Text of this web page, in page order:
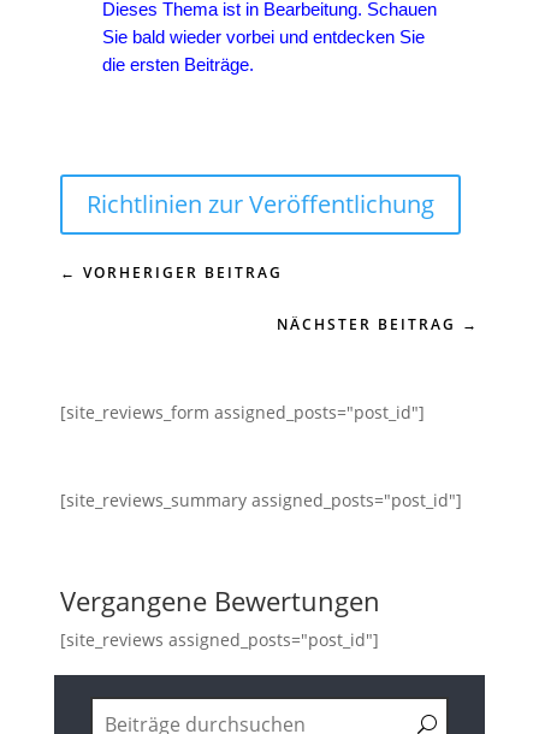
Dieses Thema ist in Bearbeitung. Schauen
Sie bald wieder vorbei und entdecken Sie
die ersten Beiträge.
Richtlinien zur Veröffentlichung
← VORHERIGER BEITRAG
NÄCHSTER BEITRAG →
[site_reviews_form assigned_posts="post_id"]
[site_reviews_summary assigned_posts="post_id"]
Vergangene Bewertungen
[site_reviews assigned_posts="post_id"]